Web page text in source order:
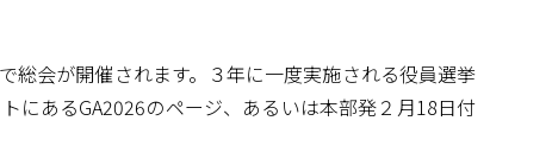
総会が開催されます。３年に一度実施される役員選挙
にあるGA2026のページ、あるいは本部発２月18日付